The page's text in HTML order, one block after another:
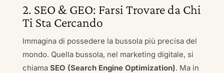
2. SEO & GEO: Farsi Trovare da Chi
Ti Sta Cercando
Immagina di possedere la bussola più precisa del
mondo. Quella bussola, nel marketing digitale, si
chiama SEO (Search Engine Optimization). Ma in